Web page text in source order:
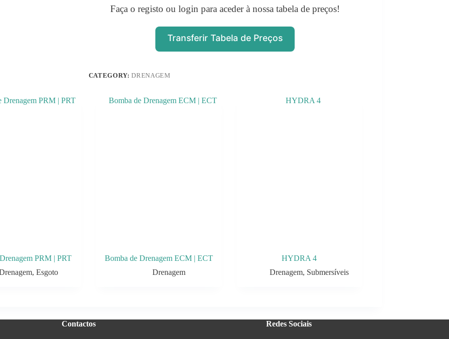
Faça o registo ou login para aceder à nossa tabela de preços!
Transferir Tabela de Preços
CATEGORY:DRENAGEM
PRM | PRT
, Esgoto
Bomba de Drenagem ECM | ECT
Drenagem
HYDRA 4
Drenagem, Submersíveis
Contactos Redes Sociais